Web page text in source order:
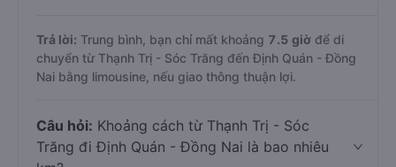
Trả lời: Trung bình, bạn chỉ mất khoảng 7.5 giờ để di
chuyển từ Thạnh Trị - Sóc Trăng đến Định Quán - Đồng
Nai bằng limousine, nếu giao thông thuận lợi.
Câu hỏi: Khoảng cách từ Thạnh Trị - Sóc
Trăng đi Định Quán - Đồng Nai là bao nhiêu